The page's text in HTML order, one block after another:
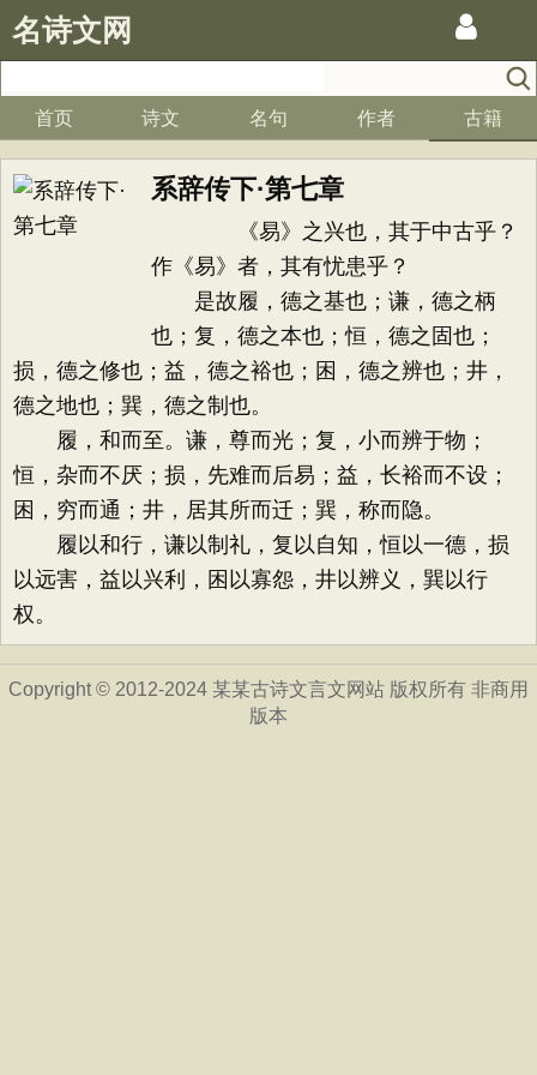
名诗文网
首页 诗文 名句 作者 古籍
系辞传下·第七章
《易》之兴也，其于中古乎？
作《易》者，其有忧患乎？
是故履，德之基也；谦，德之柄
也；复，德之本也；恒，德之固也；
损，德之修也；益，德之裕也；困，德之辨也；井，
德之地也；巽，德之制也。
履，和而至。谦，尊而光；复，小而辨于物；
恒，杂而不厌；损，先难而后易；益，长裕而不设；
困，穷而通；井，居其所而迁；巽，称而隐。
履以和行，谦以制礼，复以自知，恒以一德，损
以远害，益以兴利，困以寡怨，井以辨义，巽以行
权。
Copyright © 2012-2024 某某古诗文言文网站 版权所有 非商用
版本